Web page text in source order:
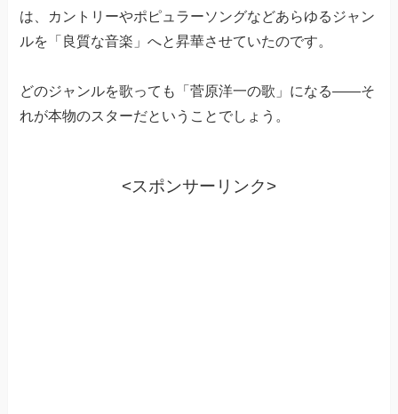
は、カントリーやポピュラーソングなどあらゆるジャン
ルを「良質な音楽」へと昇華させていたのです。
どのジャンルを歌っても「菅原洋一の歌」になる——そ
れが本物のスターだということでしょう。
<スポンサーリンク>